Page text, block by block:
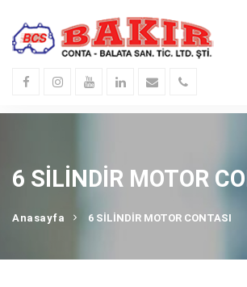
6 SİLİNDİR MOTOR
Anasayfa 6 SİLİNDİR MOTOR CONTASI